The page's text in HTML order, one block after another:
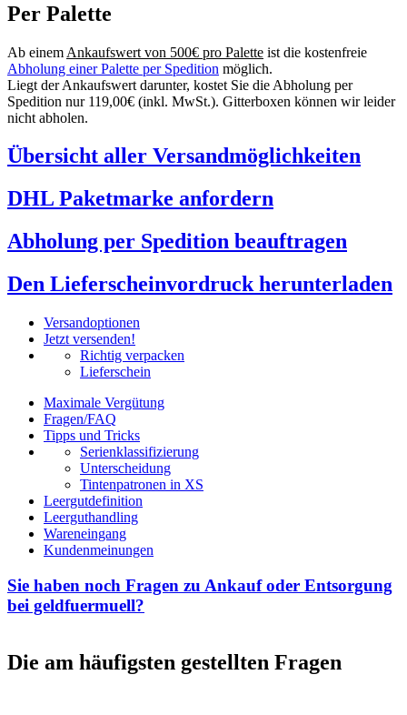
Per Palette
Ab einem Ankaufswert von 500€ pro Palette ist die kostenfreie
Abholung einer Palette per Spedition möglich.
Liegt der Ankaufswert darunter, kostet Sie die Abholung per
Spedition nur 119,00€ (inkl. MwSt.). Gitterboxen können wir leider
nicht abholen.
Übersicht aller Versandmöglichkeiten
DHL Paketmarke anfordern
Abholung per Spedition beauftragen
Den Lieferscheinvordruck herunterladen
Versandoptionen
Jetzt versenden!
Richtig verpacken
Lieferschein
Maximale Vergütung
Fragen/FAQ
Tipps und Tricks
Serienklassifizierung
Unterscheidung
Tintenpatronen in XS
Leergutdefinition
Leerguthandling
Wareneingang
Kundenmeinungen
Sie haben noch Fragen zu Ankauf oder Entsorgung
bei geldfuermuell?
Die am häufigsten gestellten Fragen